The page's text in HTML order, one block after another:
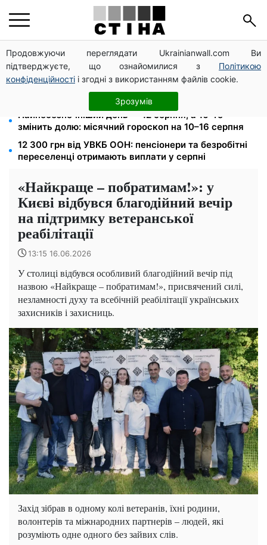
Продовжуючи переглядати Ukrainianwall.com Ви
підтверджуєте, що ознайомилися з Політикою
конфіденційності і згодні з використанням файлів cookie.
Зрозумів
ФОП 3 групи: 5% єдиного податку і 1% військового
збору — до 19 серпня, інакше штраф 10%
Тариф на воду злетить до 124,89 грн за куб:
водоканали готують подвійне підвищення з вересня
Найнебезпечніший день — 12 серпня, а 16-те
змінить долю: місячний гороскоп на 10–16 серпня
12 300 грн від УВКБ ООН: пенсіонери та безробітні
переселенці отримають виплати у серпні
«Найкраще – побратимам!»: у
Києві відбувся благодійний вечір
на підтримку ветеранської
реабілітації
13:15 16.06.2026
У столиці відбувся особливий благодійний вечір під
назвою «Найкраще – побратимам!», присвячений силі,
незламності духу та всебічній реабілітації українських
захисників і захисниць.
Захід зібрав в одному колі ветеранів, їхні родини,
волонтерів та міжнародних партнерів – людей, які
розуміють одне одного без зайвих слів.